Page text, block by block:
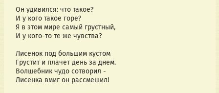
Он удивился: что такое?
И у кого такое горе?
Я в этом мире самый грустный,
И у кого-то те же чувства?
Лисенок под большим кустом
Грустит и плачет день за днем.
Волшебник чудо сотворил -
Лисенка вмиг он рассмешил!